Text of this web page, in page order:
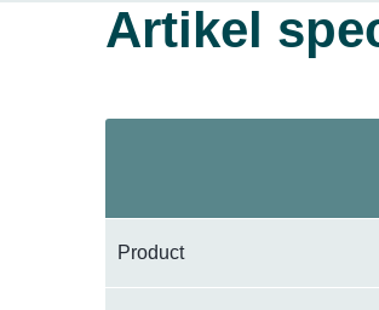
Artikel
Product